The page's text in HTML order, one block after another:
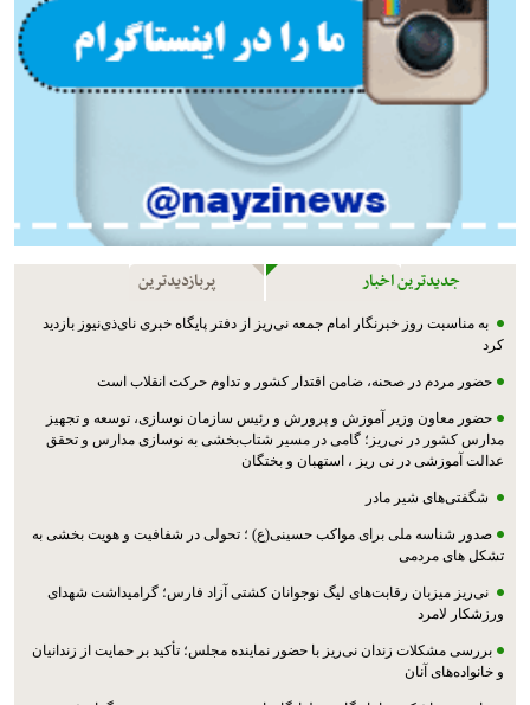
جدیدترین اخبار پربازدیدترین
به مناسبت روز خبرنگار امام جمعه نی‌ریز از دفتر پایگاه خبری نای‌ذی‌نیوز بازدید
کرد
حضور مردم در صحنه، ضامن اقتدار کشور و تداوم حرکت انقلاب است
حضور معاون وزیر آموزش و پرورش و رئیس سازمان نوسازی، توسعه و تجهیز
مدارس کشور در نی‌ریز؛ گامی در مسیر شتاب‌بخشی به نوسازی مدارس و تحقق
عدالت آموزشی در نی ریز ، استهبان و بختگان
شگفتی‌های شیر مادر
صدور شناسه ملی برای مواکب حسینی(ع) ؛ تحولی در شفافیت و هویت بخشی به
تشکل های مردمی
نی‌ریز میزبان رقابت‌های لیگ نوجوانان کشتی آزاد فارس؛ گرامیداشت شهدای
ورزشکار لامرد
بررسی مشکلات زندان نی‌ریز با حضور نماینده مجلس؛ تأکید بر حمایت از زندانیان
و خانواده‌های آنان